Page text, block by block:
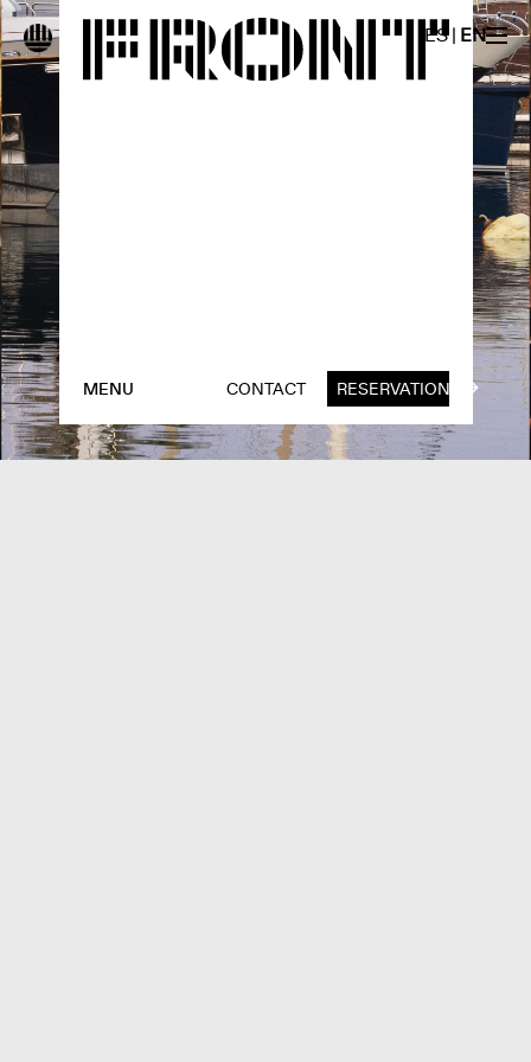
ES | EN
MENU CONTACT RESERVATION